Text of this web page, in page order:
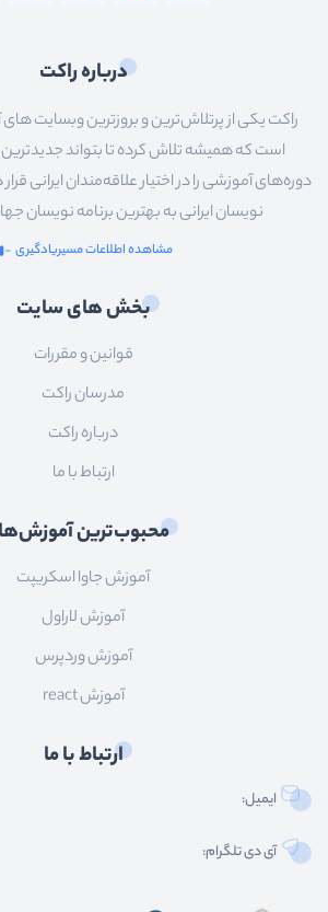
درباره راکت
راکت یکی از پرتلاش‌ترین و بروزترین وبسایت
است که همیشه تلاش کرده تا بتواند جدیدترین
دوره‌های آموزشی را در اختیار علاقه‌مندان ایرانی
نویسان ایرانی به بهترین برنامه
مشاهده اطلاعات مسیریادگیری
بخش های سایت
قوانین و مقررات
مدرسان راکت
درباره راکت
ارتباط با ما
محبوب‌ترین آموزش‌ها
آموزش جاوا اسکریپت
آموزش لاراول
آموزش وردپرس
آموزش react
ارتباط با ما
ایمیل:
آی دی تلگرام: